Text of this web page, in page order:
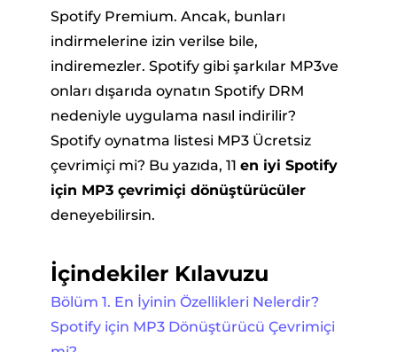
Spotify Premium. Ancak, bunları
indirmelerine izin verilse bile,
indiremezler. Spotify gibi şarkılar MP3ve
onları dışarıda oynatın Spotify DRM
nedeniyle uygulama nasıl indirilir?
Spotify oynatma listesi MP3 Ücretsiz
çevrimiçi mi? Bu yazıda, 11 en iyi Spotify
için MP3 çevrimiçi dönüştürücüler
deneyebilirsin.
İçindekiler Kılavuzu
Bölüm 1. En İyinin Özellikleri Nelerdir?
Spotify için MP3 Dönüştürücü Çevrimiçi